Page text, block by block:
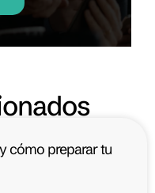
cómo preparar tu